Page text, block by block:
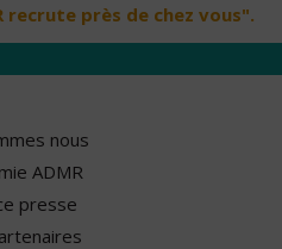
recrute près de chez vous".
nous
ADMR
presse